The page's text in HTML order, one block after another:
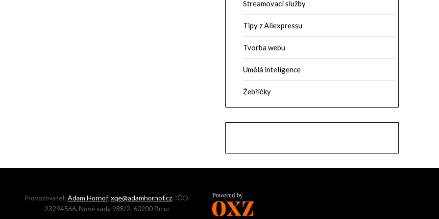
Streamovací služby
Tipy z Aliexpressu
Tvorba webu
Umělá inteligence
Žebříčky
Provozovatel: Adam Hornof, xqe@adamhornof.cz, IČO:
23294566, Nové sady 988/2, 60200 Brno